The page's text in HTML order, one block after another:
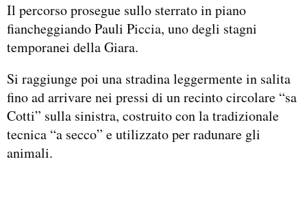
Il percorso prosegue sullo sterrato in piano
fiancheggiando Pauli Piccia, uno degli stagni
temporanei della Giara.
Si raggiunge poi una stradina leggermente in salita
fino ad arrivare nei pressi di un recinto circolare “sa
Cotti” sulla sinistra, costruito con la tradizionale
tecnica “a secco” e utilizzato per radunare gli
animali.